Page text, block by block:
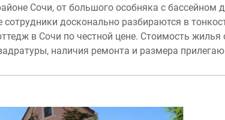
Сочи, от большого особняка с бассейном
досконально разбираются в
в Сочи по честной цене. Стоимость
наличия ремонта и размера